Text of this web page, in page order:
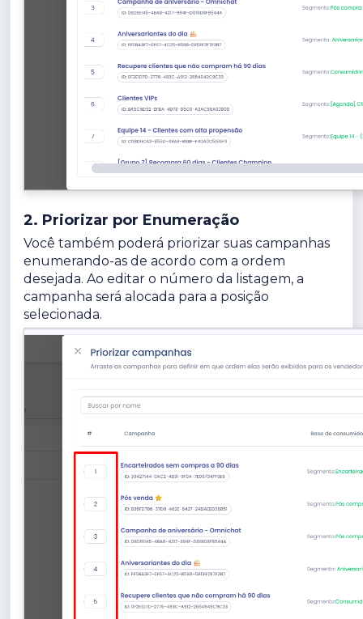
2. Priorizar por Enumeração
Você também poderá priorizar suas campanhas
enumerando-as de acordo com a ordem
desejada. Ao editar o número da listagem, a
campanha será alocada para a posição
selecionada.